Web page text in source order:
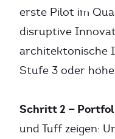
erste Pilot im
disruptive
architektonische
Stufe 3 oder
Schritt 2 —
und Tuff zeigen: